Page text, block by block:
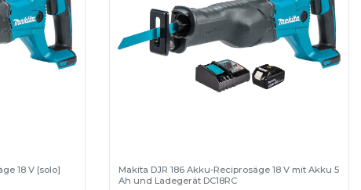
18 V [solo]
Makita DJR 186 Akku-Reciprosäge 18 V mit Akku 5
Ah und Ladegerät DC18RC